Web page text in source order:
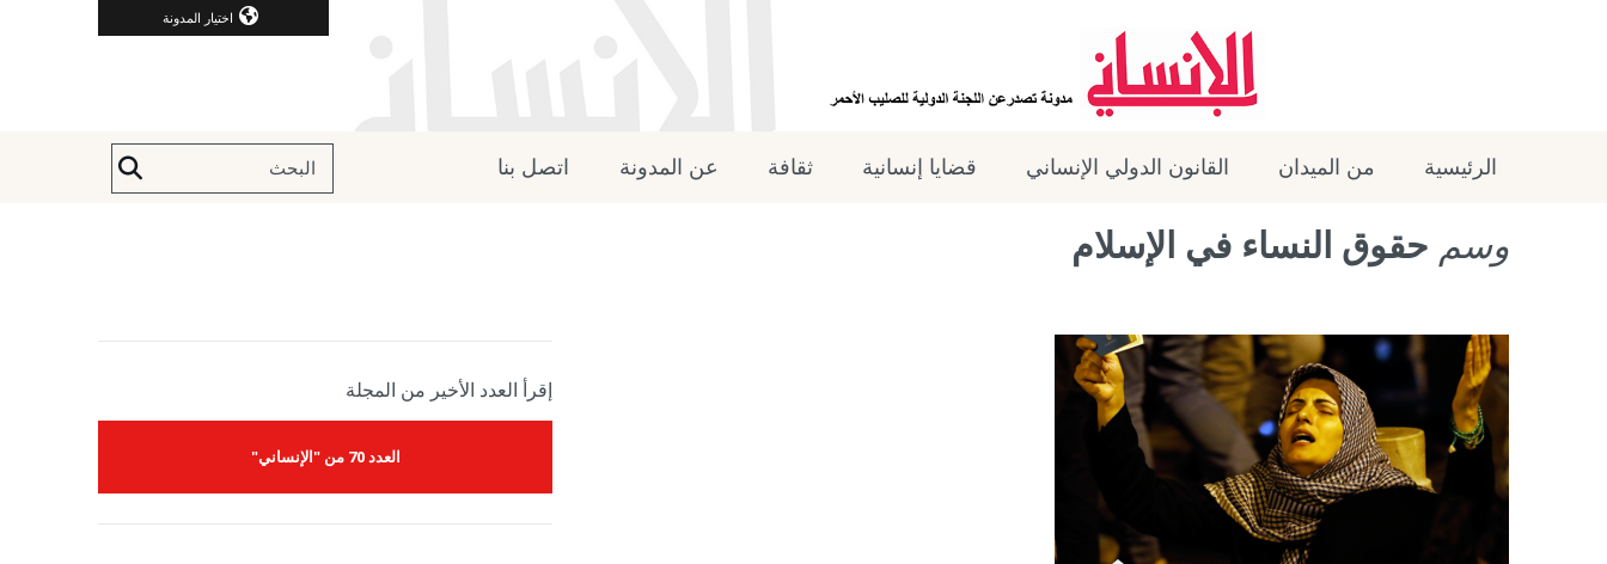
اختيار المدونة
الرئيسية من الميدان القانون الدولي الإنساني قضايا إنسانية ثقافة عن المدونة اتصل بنا
وسم حقوق النساء في الإسلام
إقرأ العدد الأخير من المجلة
العدد 70 من "الإنساني"